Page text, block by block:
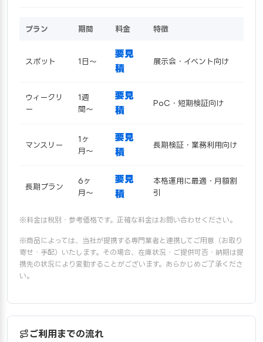
プラン 期間 料金 特徴
スポット 1日〜
要見
積
展示会・イベント向け
ウィークリ
ー
1週
間〜
要見
積
PoC・短期検証向け
マンスリー
1ヶ
月〜
要見
積
長期検証・業務利用向け
長期プラン
6ヶ
月〜
要見
積
本格運用に最適・月額割
引
※料金は税別・参考価格です。正確な料金はお問い合わせください。
※商品によっては、当社が提携する専門業者と連携してご用意（お取り
寄せ・手配）いたします。その場合、在庫状況・ご提供可否・納期は提
携先の状況により変動することがございます。あらかじめご了承くださ
い。
ご利用までの流れ